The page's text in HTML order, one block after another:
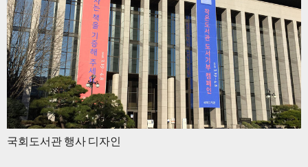
국회도서관 행사 디자인